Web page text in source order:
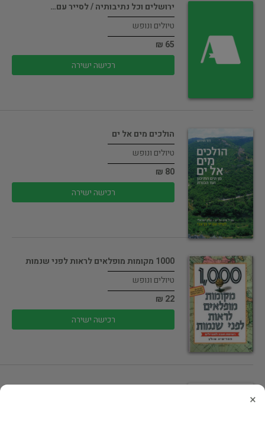
ירושלים וכל נתיבותיה / לסייר עם…
טיולים ונופש
65 ₪
רכישה ישירה
הולכים מים אל ים
טיולים ונופש
80 ₪
רכישה ישירה
1000 מקומות מופלאים לראות לפני שנמות
טיולים ונופש
22 ₪
רכישה ישירה
280 מסלולי פריחה צבעוניים : צפון,…
×